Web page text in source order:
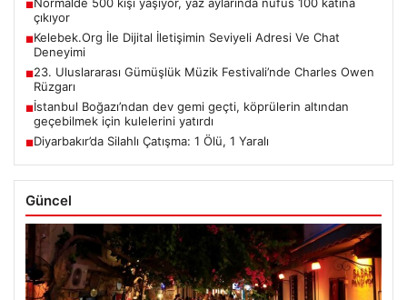
■
çıkıyor
■Kelebek.Org İle Dijital İletişimin Seviyeli Adresi Ve Chat
Deneyimi
■23. Uluslararası Gümüşlük Müzik Festivali’nde Charles Owen
Rüzgarı
■İstanbul Boğazı’ndan dev gemi geçti, köprülerin altından
geçebilmek için kulelerini yatırdı
■Diyarbakır’da Silahlı Çatışma: 1 Ölü, 1 Yaralı
Güncel